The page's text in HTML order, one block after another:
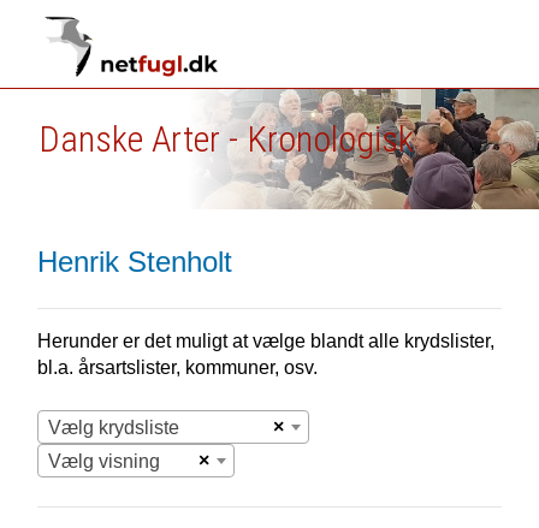
Danske Arter - Kronologisk
Henrik Stenholt
Herunder er det muligt at vælge blandt alle krydslister,
bl.a. årsartslister, kommuner, osv.
×
Vælg krydsliste
×
Vælg visning